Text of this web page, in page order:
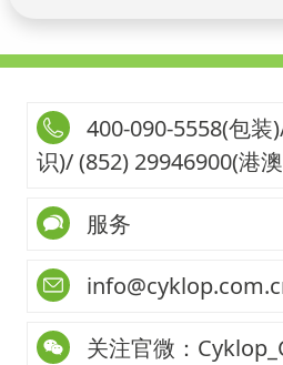
400-090-5558(包装
识)/ (852) 29946900(港
服务
关注官微：